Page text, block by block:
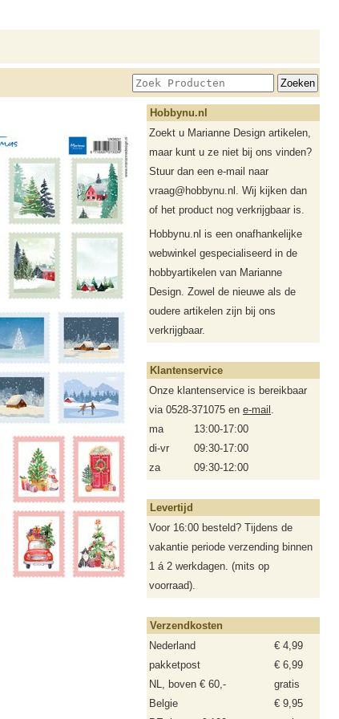
Hobbynu.nl
Zoekt u Marianne Design artikelen,
maar kunt u ze niet bij ons vinden?
Stuur dan een e-mail naar
vraag@hobbynu.nl. Wij kijken dan
of het product nog verkrijgbaar is.
Hobbynu.nl is een onafhankelijke
webwinkel gespecialiseerd in de
hobbyartikelen van Marianne
Design. Zowel de nieuwe als de
oudere artikelen zijn bij ons
verkrijgbaar.
Klantenservice
Onze klantenservice is bereikbaar
via 0528-371075 en e-mail .
ma
13:00-17:00
di-vr
09:30-17:00
za
09:30-12:00
Levertijd
Voor 16:00 besteld? Tijdens de
vakantie periode verzending binnen
1 á 2 werkdagen. (mits op
voorraad).
Verzendkosten
Nederland
€ 4,99
pakketpost
€ 6,99
NL, boven € 60,-
gratis
Belgie
€ 9,95